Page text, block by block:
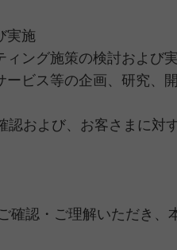
実施
ィング施策の検討および
ービス等の企画、研究、
認および、お客さまに対
認・ご理解いただき